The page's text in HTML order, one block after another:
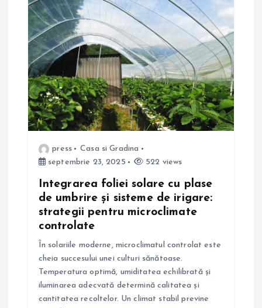
press
Casa si Gradina
septembrie 23, 2025
522 views
Integrarea foliei solare cu plase
de umbrire și sisteme de irigare:
strategii pentru microclimate
controlate
În solariile moderne, microclimatul controlat este
cheia succesului unei culturi sănătoase.
Temperatura optimă, umiditatea echilibrată și
iluminarea adecvată determină calitatea și
cantitatea recoltelor. Un climat stabil previne